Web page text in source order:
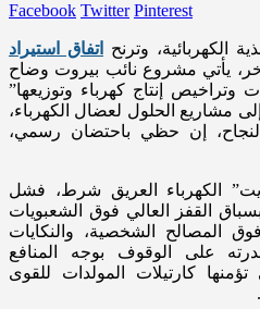
Facebook Twitter Pinterest
الكهربائية، وترنح
اتفاق استيراد
يأتي مشروع نائب بيروت وضاح
وتراخيص إنتاج كهرباء وتوزيعها”
إلى مشاريع الحلول لعضال الكهرباء،
إن حظي باحتضان رسمي،
الكهرباء العريق شرط، فشل
القفز العالي فوق الشعبويات
المصالح الشخصية، والنكايات
قدرته على الوقوف بوجه المنافع
كارتيلات المولدات للقوى